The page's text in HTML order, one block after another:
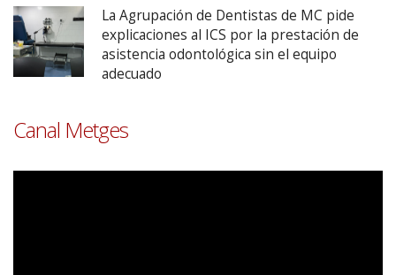
La Agrupación de Dentistas de MC pide
explicaciones al ICS por la prestación de
asistencia odontológica sin el equipo
adecuado
Canal Metges